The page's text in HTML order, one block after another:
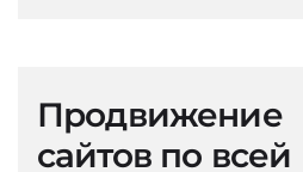
Продвижение
сайтов по всей